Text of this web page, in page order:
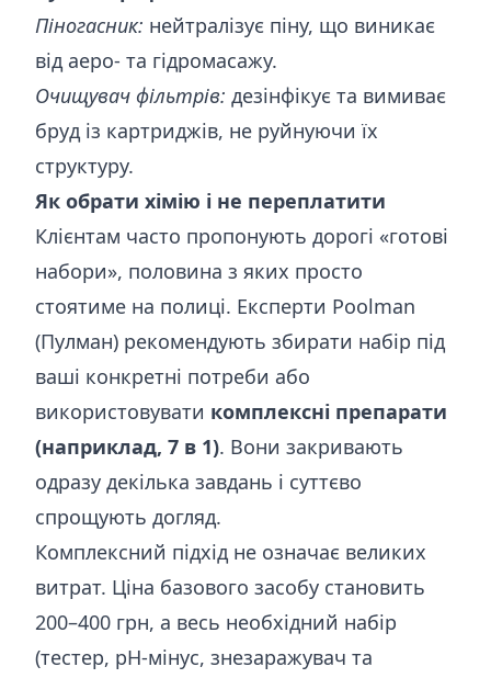
Піногасник: нейтралізує піну, що виникає
від аеро- та гідромасажу.
Очищувач фільтрів: дезінфікує та вимиває
бруд із картриджів, не руйнуючи їх
структуру.
Як обрати хімію і не переплатити
Клієнтам часто пропонують дорогі «готові
набори», половина з яких просто
стоятиме на полиці. Експерти Poolman
(Пулман) рекомендують збирати набір під
ваші конкретні потреби або
використовувати комплексні препарати
(наприклад, 7 в 1). Вони закривають
одразу декілька завдань і суттєво
спрощують догляд.
Комплексний підхід не означає великих
витрат. Ціна базового засобу становить
200–400 грн, а весь необхідний набір
(тестер, pH-мінус, знезаражувач та